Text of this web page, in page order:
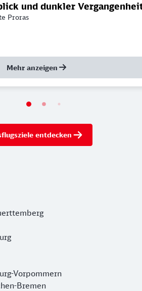
und dunkler
Proras
Prora
5 Kilometer
Mehr anzeigen
entdecken
Vorpommern
Bremen